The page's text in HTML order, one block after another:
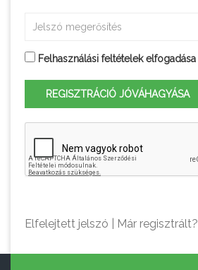
Felhasználási feltételek elfogadása
Elfelejtett jelszó Már regisztrált?